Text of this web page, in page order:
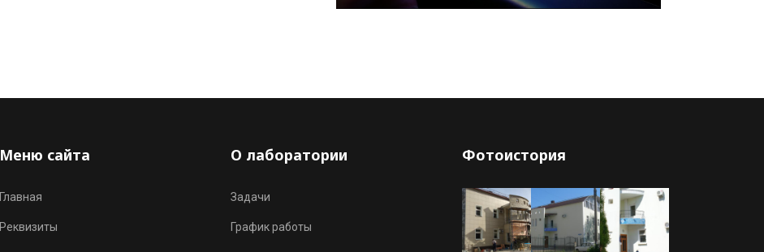
Меню сайта
Главная
Реквизиты
О лаборатории
Задачи
График работы
Фотоистория